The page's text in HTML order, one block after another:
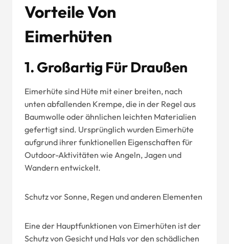
Vorteile Von
Eimerhüten
1. Großartig Für Draußen
Eimerhüte sind Hüte mit einer breiten, nach
unten abfallenden Krempe, die in der Regel aus
Baumwolle oder ähnlichen leichten Materialien
gefertigt sind. Ursprünglich wurden Eimerhüte
aufgrund ihrer funktionellen Eigenschaften für
Outdoor-Aktivitäten wie Angeln, Jagen und
Wandern entwickelt.
Schutz vor Sonne, Regen und anderen Elementen
Eine der Hauptfunktionen von Eimerhüten ist der
Schutz von Gesicht und Hals vor den schädlichen